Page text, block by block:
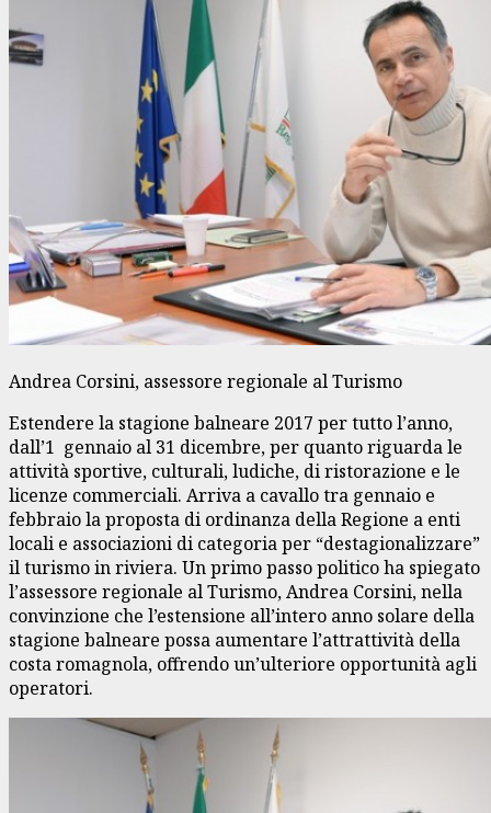
Andrea Corsini, assessore regionale al Turismo
Estendere la stagione balneare 2017 per tutto l’anno,
dall’1 gennaio al 31 dicembre, per quanto riguarda le
attività sportive, culturali, ludiche, di ristorazione e le
licenze commerciali. Arriva a cavallo tra gennaio e
febbraio la proposta di ordinanza della Regione a enti
locali e associazioni di categoria per “destagionalizzare”
il turismo in riviera. Un primo passo politico ha spiegato
l’assessore regionale al Turismo, Andrea Corsini, nella
convinzione che l’estensione all’intero anno solare della
stagione balneare possa aumentare l’attrattività della
costa romagnola, offrendo un’ulteriore opportunità agli
operatori.